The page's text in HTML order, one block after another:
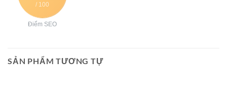
/ 100
Điểm SEO
SẢN PHẨM TƯƠNG TỰ